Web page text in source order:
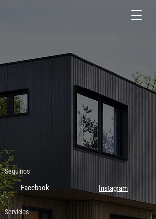
Seguinos
Facebook Instagram
Servicios